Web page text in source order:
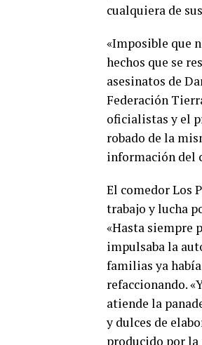
cualquiera de
«Imposible que
hechos que se
asesinatos de
Federación
oficialistas y el
robado de la
información del
El comedor Los
trabajo y lucha
«Hasta siempre
impulsaba la
familias ya
refaccionando.
atiende la
y dulces de
producido por la